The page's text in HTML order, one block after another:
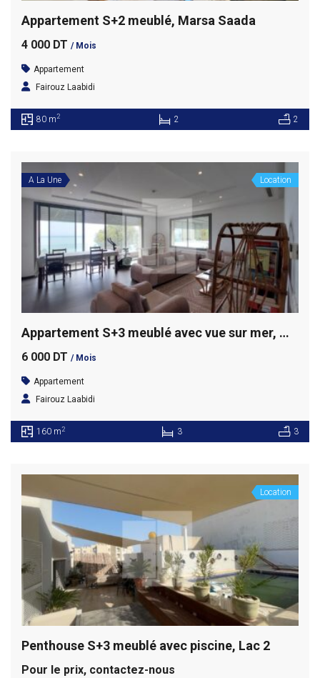
Appartement S+2 meublé, Marsa Saada
4 000 DT / Mois
Appartement
Fairouz Laabidi
80 m2 2 2
A La Une Location
Appartement S+3 meublé avec vue sur mer, Marsa Corniche
6 000 DT / Mois
Appartement
Fairouz Laabidi
160 m2 3 3
Location
Penthouse S+3 meublé avec piscine, Lac 2
Pour le prix, contactez-nous